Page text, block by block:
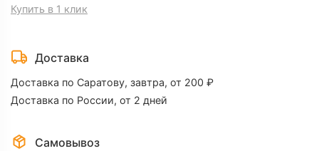
Цилиндровый
ZN
Z
GP
(золото)
Купить в 1 клик
Доставка
Доставка по Саратову, завтра, от 200 ₽
Доставка по России, от 2 дней
Самовывоз